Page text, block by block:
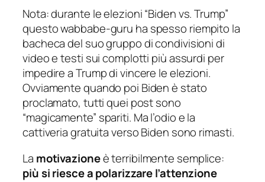
Nota: durante le elezioni “Biden vs. Trump”
questo wabbabe-guru ha spesso riempito la
bacheca del suo gruppo di condivisioni di
video e testi sui complotti più assurdi per
impedire a Trump di vincere le elezioni.
Ovviamente quando poi Biden è stato
proclamato, tutti quei post sono
“magicamente” spariti. Ma l’odio e la
cattiveria gratuita verso Biden sono rimasti.
La motivazioneè terribilmente semplice:
più si riesce a polarizzare l’attenzione